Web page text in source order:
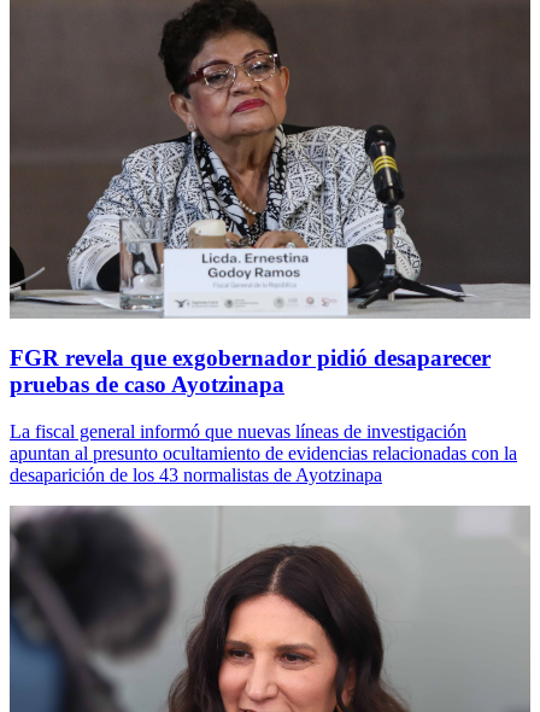
FGR revela que exgobernador pidió desaparecer
pruebas de caso Ayotzinapa
La fiscal general informó que nuevas líneas de investigación
apuntan al presunto ocultamiento de evidencias relacionadas con la
desaparición de los 43 normalistas de Ayotzinapa